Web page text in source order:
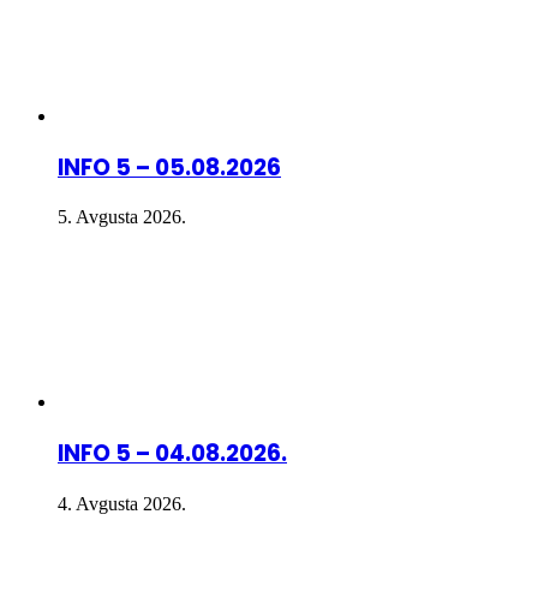
INFO 5 – 05.08.2026
5. Avgusta 2026.
INFO 5 – 04.08.2026.
4. Avgusta 2026.